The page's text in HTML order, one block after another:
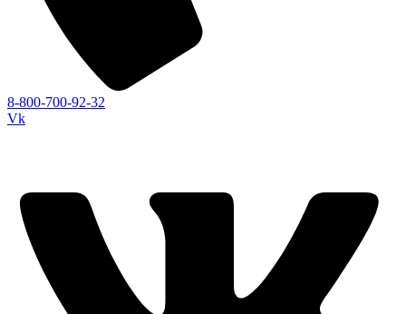
8-800-700-92-32
Vk